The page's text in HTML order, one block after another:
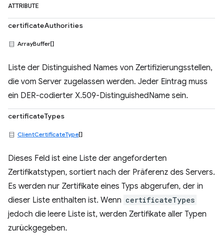
ATTRIBUTE
certificateAuthorities
ArrayBuffer[]
Liste der Distinguished Names von Zertifizierungsstellen,
die vom Server zugelassen werden. Jeder Eintrag muss
ein DER-codierter X.509-DistinguishedName sein.
certificateTypes
ClientCertificateType[]
Dieses Feld ist eine Liste der angeforderten
Zertifikatstypen, sortiert nach der Präferenz des Servers.
Es werden nur Zertifikate eines Typs abgerufen, der in
dieser Liste enthalten ist. Wenn certificateTypes
jedoch die leere Liste ist, werden Zertifikate aller Typen
zurückgegeben.